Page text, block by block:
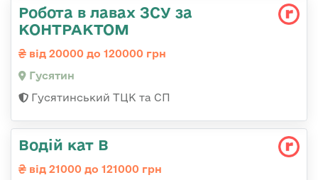
Робота в лавах ЗСУ за
КОНТРАКТОМ
від 20000 до 120000 грн
Гусятин
Гусятинський ТЦК та СП
Водій кат В
від 21000 до 121000 грн